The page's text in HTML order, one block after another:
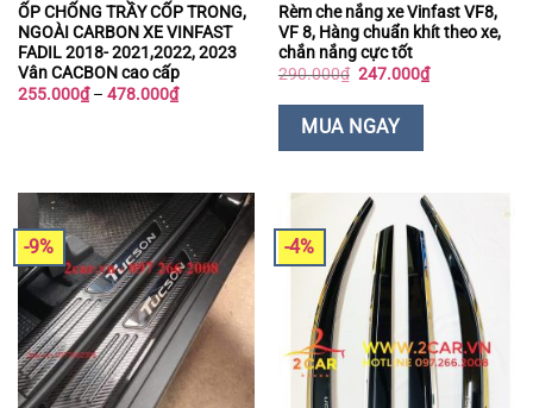
ỐP CHỐNG TRẦY CỐP TRONG,
NGOÀI CARBON XE VINFAST
FADIL 2018- 2021,2022, 2023
Vân CACBON cao cấp
255.000₫ – 478.000₫Khoảng
giá:
Rèm che nắng xe Vinfast VF8,
VF 8, Hàng chuẩn khít theo xe,
chắn nắng cực tốt
290.000₫ Giá
là:
290.000₫.
247.000₫Giá
hiện
MUA NGAY
-9% -4%